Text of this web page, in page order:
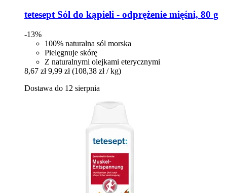
teteseptSól do kąpieli -​ odprężenie mięśni, 80 g
-13%
100% naturalna sól morska
Pielęgnuje skórę
Z naturalnymi olejkami eterycznymi
8,67 zł 9,99 zł (108,38 zł / kg)
Dostawa do 12 sierpnia